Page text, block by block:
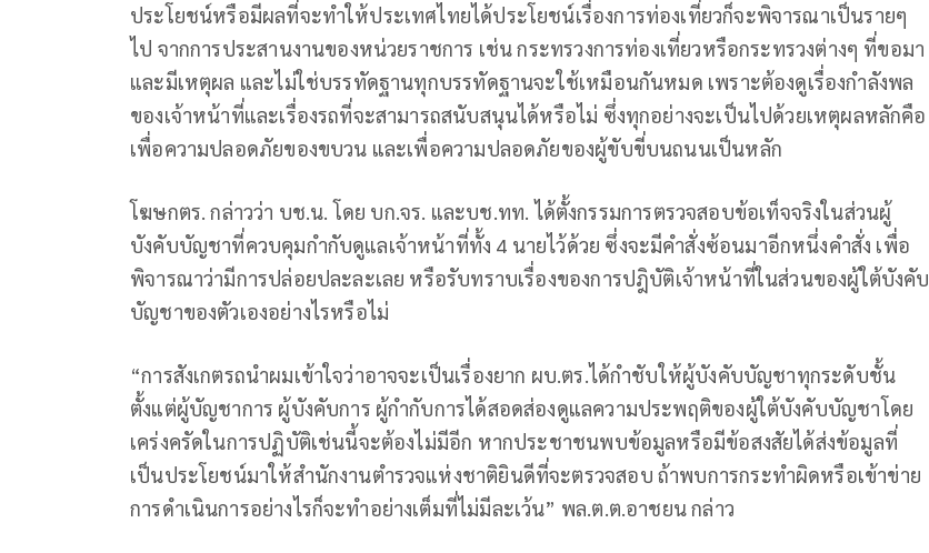
ประโยชน์หรือมีผลที่จะทำให้ประเทศไทยได้ประโยชน์เรื่องการท่องเที่ยวก็จะพิจารณาเป็นรายๆ
ไป จากการประสานงานของหน่วยราชการ เช่น กระทรวงการท่องเที่ยวหรือกระทรวงต่างๆ ที่ขอมา
และมีเหตุผล และไม่ใช่บรรทัดฐานทุกบรรทัดฐานจะใช้เหมือนกันหมด เพราะต้องดูเรื่องกำลังพล
ของเจ้าหน้าที่และเรื่องรถที่จะสามารถสนับสนุนได้หรือไม่ ซึ่งทุกอย่างจะเป็นไปด้วยเหตุผลหลักคือ
เพื่อความปลอดภัยของขบวน และเพื่อความปลอดภัยของผู้ขับขี่บนถนนเป็นหลัก
โฆษกตร. กล่าวว่า บช.น. โดย บก.จร. และบช.ทท. ได้ตั้งกรรมการตรวจสอบข้อเท็จจริงในส่วนผู้
บังคับบัญชาที่ควบคุมกำกับดูแลเจ้าหน้าที่ทั้ง 4 นายไว้ด้วย ซึ่งจะมีคำสั่งซ้อนมาอีกหนึ่งคำสั่ง เพื่อ
พิจารณาว่ามีการปล่อยปละละเลย หรือรับทราบเรื่องของการปฎิบัติเจ้าหน้าที่ในส่วนของผู้ใต้บังคับ
บัญชาของตัวเองอย่างไรหรือไม่
“การสังเกตรถนำผมเข้าใจว่าอาจจะเป็นเรื่องยาก ผบ.ตร.ได้กำชับให้ผู้บังคับบัญชาทุกระดับชั้น
ตั้งแต่ผู้บัญชาการ ผู้บังคับการ ผู้กำกับการได้สอดส่องดูแลความประพฤติของผู้ใต้บังคับบัญชาโดย
เคร่งครัดในการปฏิบัติเช่นนี้จะต้องไม่มีอีก หากประชาชนพบข้อมูลหรือมีข้อสงสัยได้ส่งข้อมูลที่
เป็นประโยชน์มาให้สำนักงานตำรวจแห่งชาติยินดีที่จะตรวจสอบ ถ้าพบการกระทำผิดหรือเข้าข่าย
การดำเนินการอย่างไรก็จะทำอย่างเต็มที่ไม่มีละเว้น” พล.ต.ต.อาชยน กล่าว